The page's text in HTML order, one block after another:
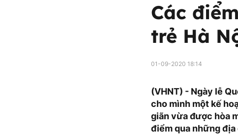
Các
trẻ Hà
01-09-2020 18:14
(VHNT) - Ngày lễ
cho mình một kế
giãn vừa được hòa
điểm qua những